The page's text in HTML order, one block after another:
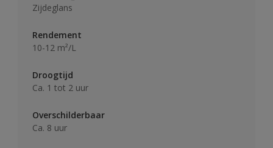
Zijdeglans
Rendement
10-12 m²/L
Droogtijd
Ca. 1 tot 2 uur
Overschilderbaar
Ca. 8 uur